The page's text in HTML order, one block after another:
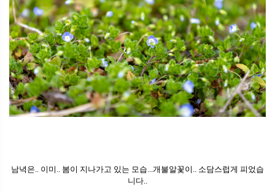
남녁은.. 이미.. 봄이 지나가고 있는 모습...개불알꽃이.. 소담스럽게 피었습
니다..